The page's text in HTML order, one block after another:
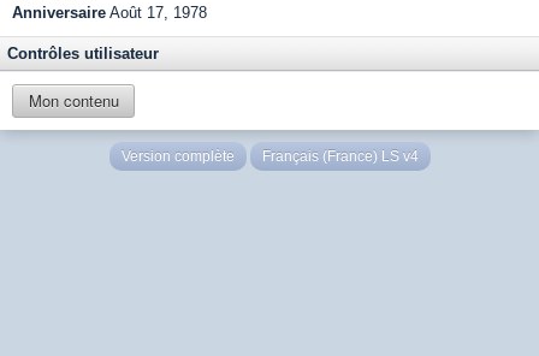
Anniversaire Août 17, 1978
Contrôles utilisateur
Mon contenu
Version complète Français (France) LS v4